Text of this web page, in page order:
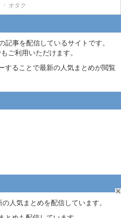
オタク
事を配信しているサイトです。
ご利用いただけます。
することで最新の人気まとめが閲覧
人気まとめを配信しています。